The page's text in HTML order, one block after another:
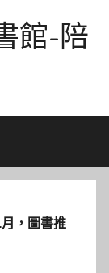
館-陪
，圖書推